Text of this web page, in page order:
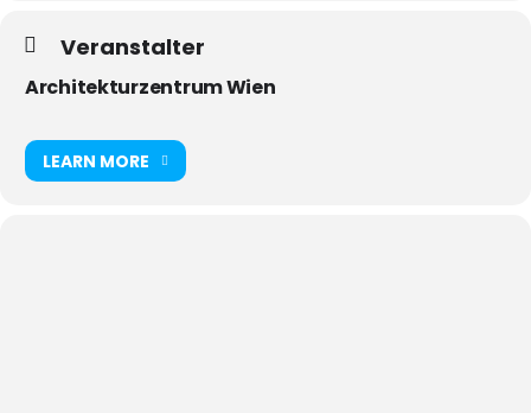
Veranstalter
Architekturzentrum Wien
LEARN MORE